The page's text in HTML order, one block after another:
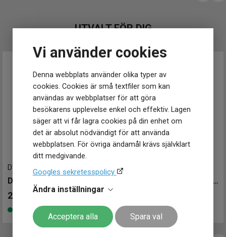
Vi använder cookies
Denna webbplats använder olika typer av
cookies. Cookies är små textfiler som kan
användas av webbplatser för att göra
besökarens upplevelse enkel och effektiv. Lagen
säger att vi får lagra cookies på din enhet om
det är absolut nödvändigt för att använda
webbplatsen. För övriga ändamål krävs självklart
ditt medgivande.
Googles sekretesspolicy
Ändra inställningar
Acceptera alla Spara val
Datum Ja
UTVALT FÖR DIG
DW00100539 - 36 mm
2 599
Finns i lager
DW00100539
Daniel Wellington Iconic Link 36mm